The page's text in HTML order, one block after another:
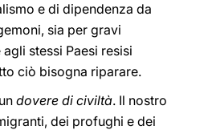
e di dipendenza da
sia per gravi
stessi Paesi resisi
ciò bisogna riparare.
dovere di civiltà. Il nostro
dei profughi e dei